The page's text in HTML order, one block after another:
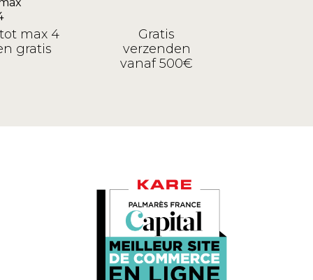
max 4
gratis
Gratis
verzenden
vanaf 500€